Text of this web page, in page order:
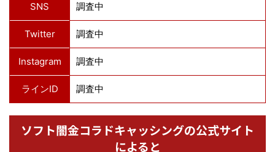
SNS 調査中
Twitter 調査中
Instagram 調査中
ラインID 調査中
ソフト闇金コラドキャッシングの公式サイト
によると